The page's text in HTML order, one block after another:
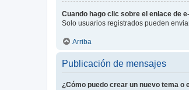
Cuando hago clic sobre el enlace de
Solo usuarios registrados pueden
Arriba
Publicación de mensajes
¿Cómo puedo crear un nuevo tema o